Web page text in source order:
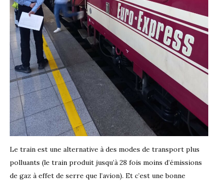
Le train est une alternative à des modes de transport plus
polluants (le train produit jusqu’à 28 fois moins d’émissions
de gaz à effet de serre que l’avion). Et c’est une bonne